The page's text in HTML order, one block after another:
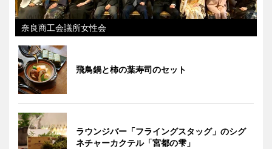
奈良商工会議所女性会
飛鳥鍋と柿の葉寿司のセット
ラウンジバー「フライングスタッグ」のシグ
ネチャーカクテル「宮都の雫」